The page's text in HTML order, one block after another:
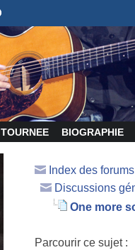
TOURNEE BIOGRAPHIE
Index des
Discussions
One more
Parcourir ce sujet